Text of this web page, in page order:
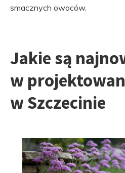
smacznych owoców.
Jakie są
w
w Szczecinie